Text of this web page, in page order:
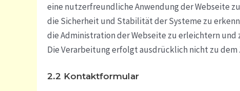
eine nutzerfreundliche Anwendung der Webseite
die Sicherheit und Stabilität der Systeme zu
die Administration der Webseite zu erleichtern und
Die Verarbeitung erfolgt ausdrücklich nicht zu dem
2.2 Kontaktformular